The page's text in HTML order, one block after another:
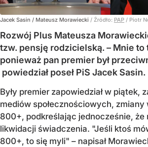
Jacek Sasin / Mateusz Morawiecki / Źródło: PAP / Piotr
Rozwój Plus Mateusza
tzw. pensję rodzicielską. – Mnie to
ponieważ pan premier był
powiedział poseł PiS Jacek Sasin.
Były premier zapowiedział w piątek,
mediów społecznościowych, zmiany
800+, podkreślając jednocześnie, że
likwidacji świadczenia. "Jeśli ktoś
800+, to się myli" – napisał